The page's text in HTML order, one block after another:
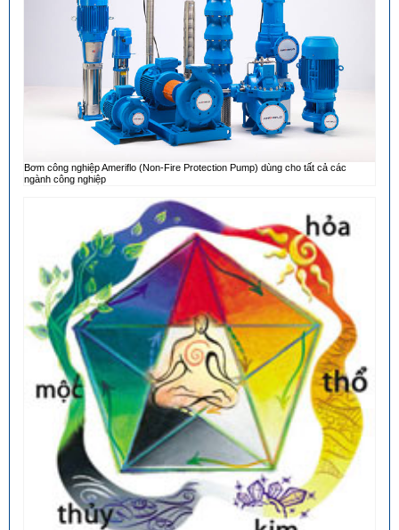
Bơm công nghiệp Ameriflo (Non-Fire Protection Pump) dùng cho tất cả các
ngành công nghiệp